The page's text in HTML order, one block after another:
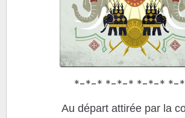
*-*-* *-*-* *-*-* *-
Au départ attirée par la